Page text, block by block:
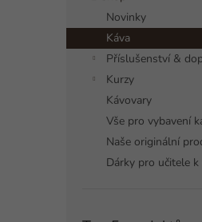
n
Novinky
Káva
Příslušenství &
Kurzy
Kávovary
Vše pro vybavení
Naše originální
Dárky pro učitele k